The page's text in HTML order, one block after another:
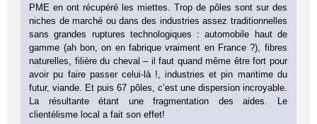
PME en ont récupéré les miettes. Trop de pôles sont sur des
niches de marché ou dans des industries assez traditionnelles
sans grandes ruptures technologiques : automobile haut de
gamme (ah bon, on en fabrique vraiment en France ?), fibres
naturelles, filière du cheval – il faut quand même être fort pour
avoir pu faire passer celui-là !, industries et pin maritime du
futur, viande. Et puis 67 pôles, c’est une dispersion incroyable.
La résultante étant une fragmentation des aides. Le
clientélisme local a fait son effet!